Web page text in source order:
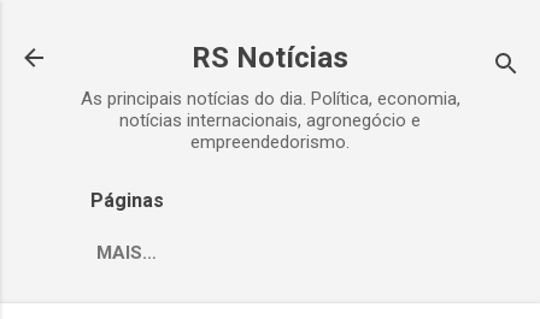
RS Notícias
As principais notícias do dia. Política, economia,
notícias internacionais, agronegócio e
empreendedorismo.
Páginas
MAIS…